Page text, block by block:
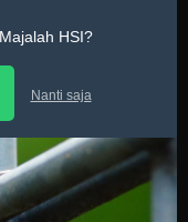
HSI?
Nanti saja